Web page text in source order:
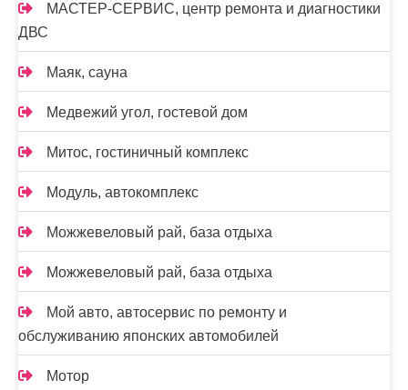
МАСТЕР-СЕРВИС, центр ремонта и диагностики
ДВС
Маяк, сауна
Медвежий угол, гостевой дом
Митос, гостиничный комплекс
Модуль, автокомплекс
Можжевеловый рай, база отдыха
Можжевеловый рай, база отдыха
Мой авто, автосервис по ремонту и
обслуживанию японских автомобилей
Мотор